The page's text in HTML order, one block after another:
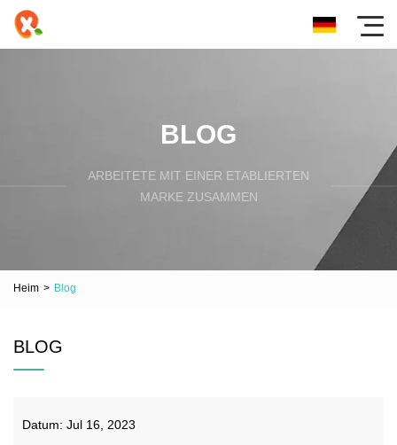
BLOG
ARBEITETE MIT EINER ETABLIERTEN
MARKE ZUSAMMEN
Heim > Blog
BLOG
Datum: Jul 16, 2023